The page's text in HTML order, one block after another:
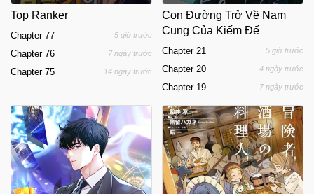
Top Ranker
Chapter 77 5 giờ trước
Chapter 76 7 ngày trước
Chapter 75 14 ngày trước
Con Đường Trở Về Nam
Cung Của Kiếm Đế
Chapter 21 5 giờ trước
Chapter 20 4 ngày trước
Chapter 19 7 ngày trước